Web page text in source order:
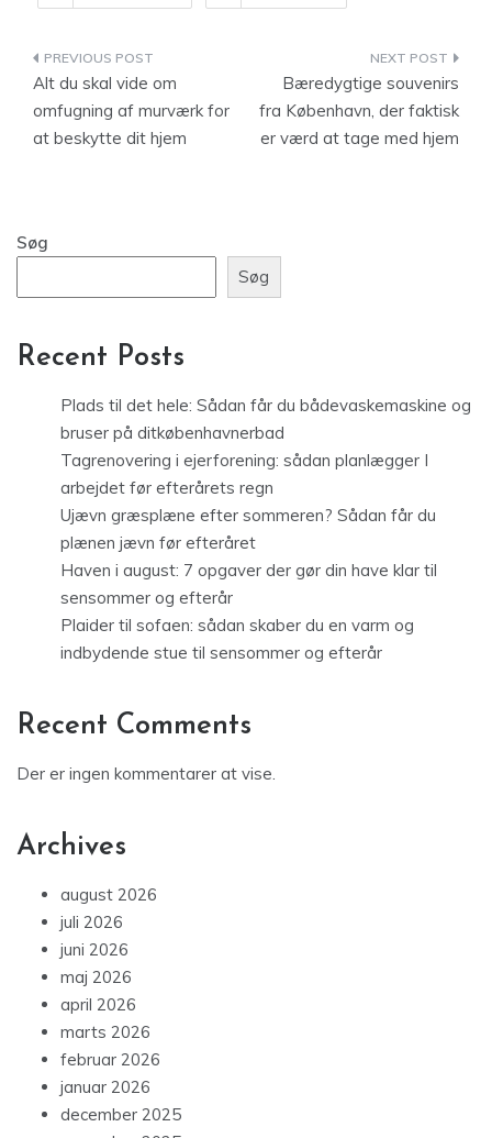
Indlægsnavigation
Alt du skal vide om
omfugning af murværk for
at beskytte dit hjem
Bæredygtige souvenirs
fra København, der faktisk
er værd at tage med hjem
Søg
Søg
Recent Posts
Plads til det hele: Sådan får du bådevaskemaskine og
bruser på ditkøbenhavnerbad
Tagrenovering i ejerforening: sådan planlægger I
arbejdet før efterårets regn
Ujævn græsplæne efter sommeren? Sådan får du
plænen jævn før efteråret
Haven i august: 7 opgaver der gør din have klar til
sensommer og efterår
Plaider til sofaen: sådan skaber du en varm og
indbydende stue til sensommer og efterår
Recent Comments
Der er ingen kommentarer at vise.
Archives
august 2026
juli 2026
juni 2026
maj 2026
april 2026
marts 2026
februar 2026
januar 2026
december 2025